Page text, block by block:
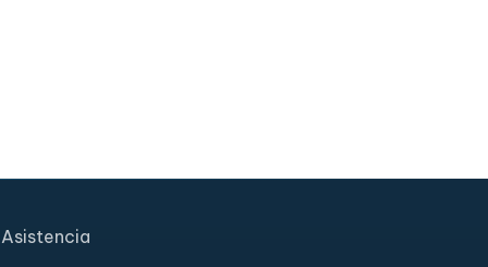
Asistencia